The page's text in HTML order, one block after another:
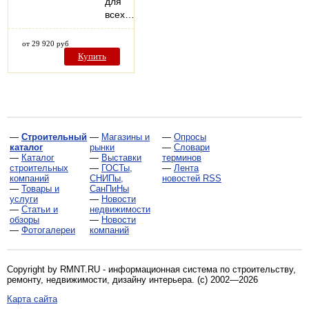
всех…
от 29 920 руб
Купить
— Строительный
каталог
— Каталог
строительных
компаний
— Товары и
услуги
— Статьи и
обзоры
— Фотогалереи
— Магазины и
рынки
— Выставки
— ГОСТы,
СНИПы,
СанПиНы
— Новости
недвижимости
— Новости
компаний
— Опросы
— Словари
терминов
— Лента
новостей RSS
Copyright by RMNT.RU - информационная система по строительству,
ремонту, недвижимости, дизайну интерьера. (c) 2002—2026
Карта сайта